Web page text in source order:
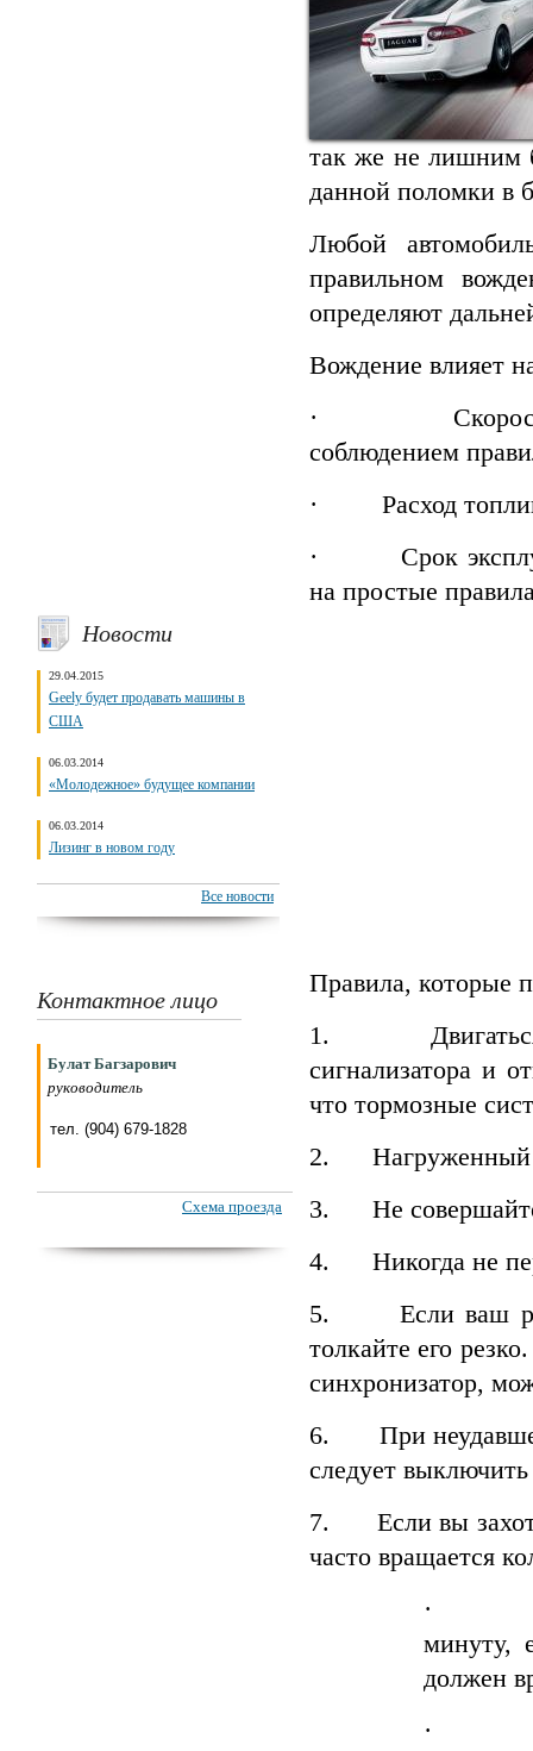
Новости
29.04.2015
Geely будет продавать машины в
США
06.03.2014
«Молодежное» будущее компании
06.03.2014
Лизинг в новом году
Все новости
Контактное лицо
Булат Багзарович
руководитель
тел. (904) 679-1828
Схема проезда
так же не лишним
данной поломки в
Любой
правильном
определяют
Вождение влияет
· Скорость
соблюдением
· Расход
· Срок
на простые
Правила, которые
1. Двигаться
сигнализатора и
что тормозные
2. Нагруженный
3. Не совершайте
4. Никогда не
5. Если ваш
толкайте его
синхронизатор,
6. При
следует
7. Если вы
часто вращается
·
минуту,
должен
· Если